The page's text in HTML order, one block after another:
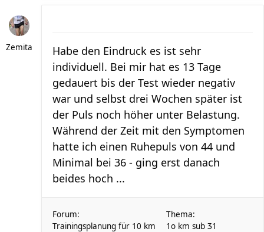
Zemita
Habe den Eindruck es ist sehr
individuell. Bei mir hat es 13 Tage
gedauert bis der Test wieder negativ
war und selbst drei Wochen später ist
der Puls noch höher unter Belastung.
Während der Zeit mit den Symptomen
hatte ich einen Ruhepuls von 44 und
Minimal bei 36 - ging erst danach
beides hoch ...
Forum:
Trainingsplanung für 10 km
Thema:
1o km sub Ʒ1